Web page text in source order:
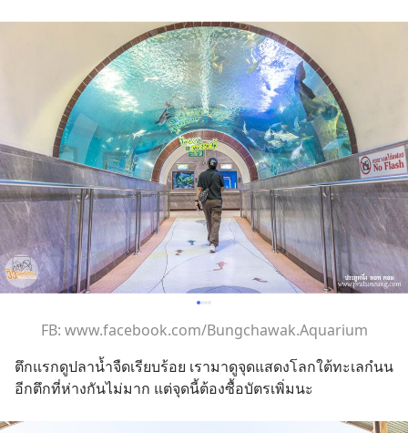
FB: www.facebook.com/Bungchawak.Aquarium
ตึกแรกดูปลาน้ำจืดเรียบร้อย เรามาดูจุดแสดงโลกใต้ทะเลกํนน
อีกตึกที่ห่างกันไม่มาก แต่จุดนี้ต้องซื้อบัตรเพิ่มนะ